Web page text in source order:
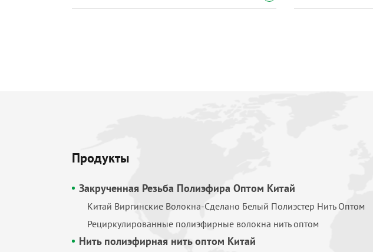
Продукты
Закрученная Резьба Полиэфира Оптом Китай
Китай Виргинские Волокна-Сделано Белый Полиэстер Нить Оптом
Рециркулированные полиэфирные волокна нить оптом
Нить полиэфирная нить оптом Китай